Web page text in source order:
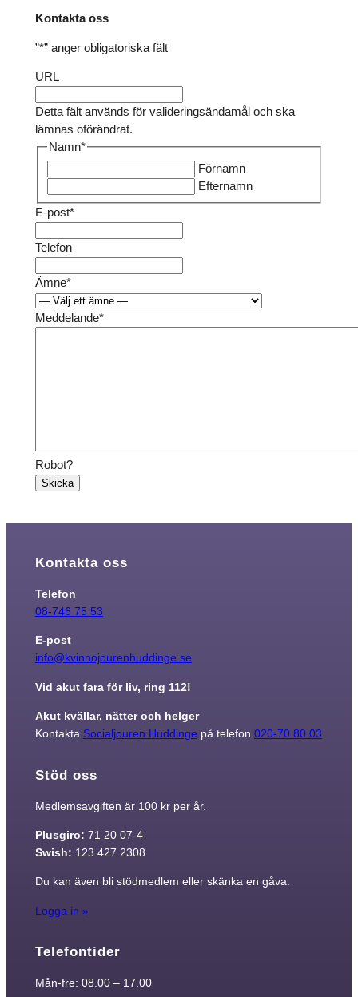
Kontakta oss
”*” anger obligatoriska fält
URL
Detta fält används för valideringsändamål och ska
lämnas oförändrat.
Namn*
Förnamn
Efternamn
E-post*
Telefon
Ämne*
Meddelande*
Robot?
Skicka
Kontakta oss
Telefon
08-746 75 53
E-post
info@kvinnojourenhuddinge.se
Vid akut fara för liv, ring 112!
Akut kvällar, nätter och helger
Kontakta Socialjouren Huddinge på telefon 020-70 80 03
Stöd oss
Medlemsavgiften är 100 kr per år.
Plusgiro: 71 20 07-4
Swish: 123 427 2308
Du kan även bli stödmedlem eller skänka en gåva.
Logga in »
Telefontider
Mån-fre: 08.00 – 17.00